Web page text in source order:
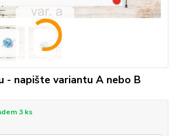
- napište variantu A nebo B
3 ks